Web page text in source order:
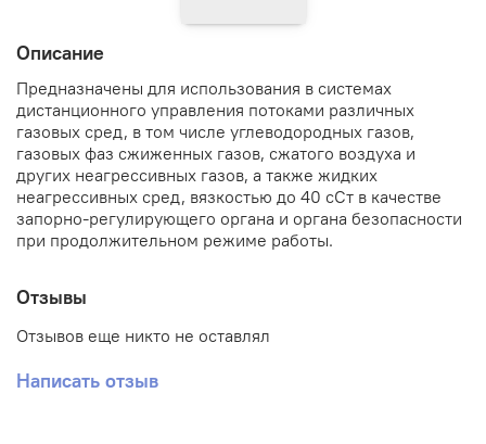
Описание
Предназначены для использования в системах
дистанционного управления потоками различных
газовых сред, в том числе углеводородных газов,
газовых фаз сжиженных газов, сжатого воздуха и
других неагрессивных газов, а также жидких
неагрессивных сред, вязкостью до 40 сСт в качестве
запорно-регулирующего органа и органа безопасности
при продолжительном режиме работы.
Отзывы
Отзывов еще никто не оставлял
Написать отзыв